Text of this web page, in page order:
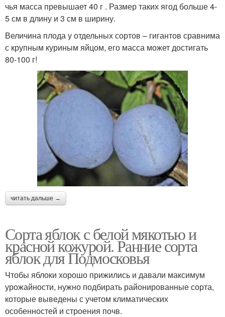
чья масса превышает 40 г . Размер таких ягод больше 4-
5 см в длину и 3 см в ширину.
Величина плода у отдельных сортов – гигантов сравнима
с крупным куриным яйцом, его масса может достигать
80-100 г!
читать дальше →
Сорта яблок с белой мякотью и
красной кожурой. Ранние сорта
яблок для Подмосковья
Чтобы яблоки хорошо прижились и давали максимум
урожайности, нужно подбирать районированные сорта,
которые выведены с учетом климатических
особенностей и строения почв.